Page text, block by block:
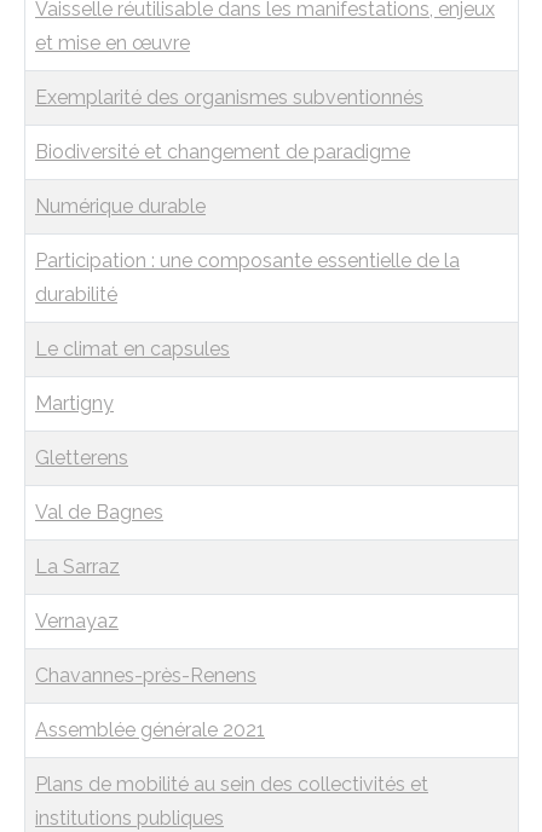
Vaisselle réutilisable dans les manifestations, enjeux
et mise en œuvre
Exemplarité des organismes subventionnés
Biodiversité et changement de paradigme
Numérique durable
Participation : une composante essentielle de la
durabilité
Le climat en capsules
Martigny
Gletterens
Val de Bagnes
La Sarraz
Vernayaz
Chavannes-près-Renens
Assemblée générale 2021
Plans de mobilité au sein des collectivités et
institutions publiques